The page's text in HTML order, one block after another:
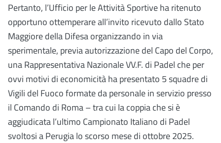
Pertanto, l’Ufficio per le Attività Sportive ha ritenuto
opportuno ottemperare all’invito ricevuto dallo Stato
Maggiore della Difesa organizzando in via
sperimentale, previa autorizzazione del Capo del Corpo,
una Rappresentativa Nazionale VV.F. di Padel che per
ovvi motivi di economicità ha presentato 5 squadre di
Vigili del Fuoco formate da personale in servizio presso
il Comando di Roma – tra cui la coppia che si è
aggiudicata l’ultimo Campionato Italiano di Padel
svoltosi a Perugia lo scorso mese di ottobre 2025.